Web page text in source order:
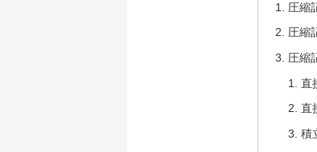
圧縮
圧縮
圧縮
直
直
積